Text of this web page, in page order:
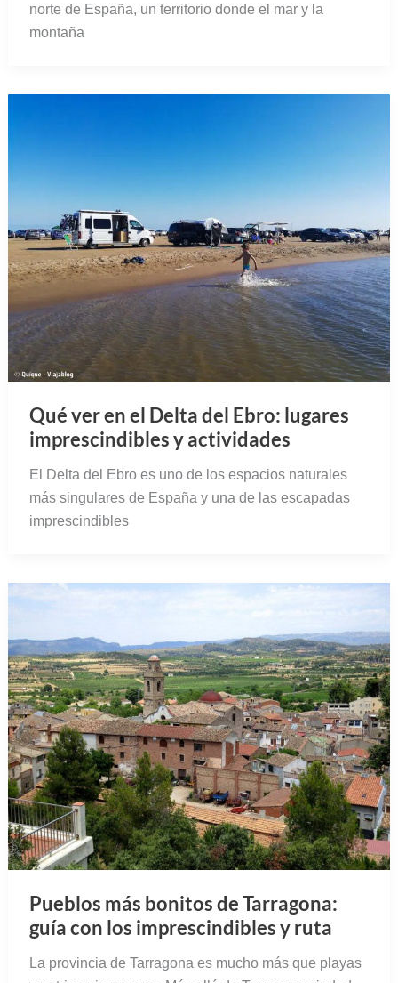
norte de España, un territorio donde el mar y la
montaña
Qué ver en el Delta del Ebro: lugares
imprescindibles y actividades
El Delta del Ebro es uno de los espacios naturales
más singulares de España y una de las escapadas
imprescindibles
Pueblos más bonitos de Tarragona:
guía con los imprescindibles y ruta
La provincia de Tarragona es mucho más que playas